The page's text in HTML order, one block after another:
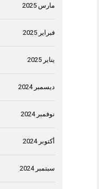
مارس 2025
فبراير 2025
يناير 2025
ديسمبر 2024
نوفمبر 2024
أكتوبر 2024
سبتمبر 2024